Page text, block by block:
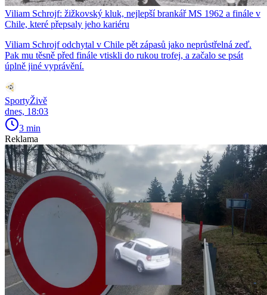
Viliam Schrojf: žižkovský kluk, nejlepší brankář MS 1962 a finále v
Chile, které přepsaly jeho kariéru
Viliam Schrojf odchytal v Chile pět zápasů jako neprůstřelná zeď.
Pak mu těsně před finále vtiskli do rukou trofej, a začalo se psát
úplně jiné vyprávění.
SportyŽivě
dnes, 18:03
3 min
Reklama